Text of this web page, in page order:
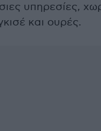
υπηρεσίες,
και ουρές.